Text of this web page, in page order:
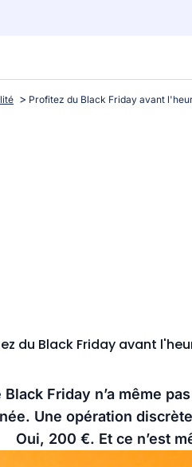
du Black Friday avant
Black Friday n’a même
Une opération
Oui, 200 €. Et ce n’est